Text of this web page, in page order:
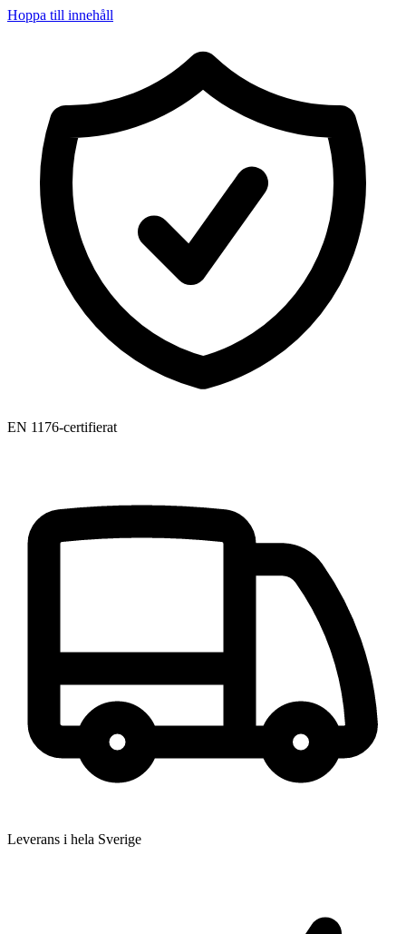
Hoppa till innehåll
EN 1176-certifierat
Leverans i hela Sverige